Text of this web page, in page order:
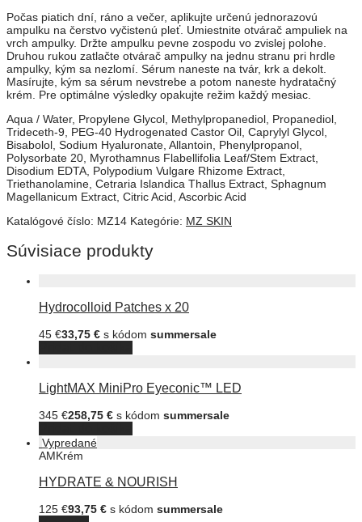
Počas piatich dní, ráno a večer, aplikujte určenú jednorazovú
ampulku na čerstvo vyčistenú pleť. Umiestnite otvárač ampuliek na
vrch ampulky. Držte ampulku pevne zospodu vo zvislej polohe.
Druhou rukou zatlačte otvárač ampulky na jednu stranu pri hrdle
ampulky, kým sa nezlomí. Sérum naneste na tvár, krk a dekolt.
Masírujte, kým sa sérum nevstrebe a potom naneste hydratačný
krém. Pre optimálne výsledky opakujte režim každý mesiac.
Aqua / Water, Propylene Glycol, Methylpropanediol, Propanediol,
Trideceth-9, PEG-40 Hydrogenated Castor Oil, Caprylyl Glycol,
Bisabolol, Sodium Hyaluronate, Allantoin, Phenylpropanol,
Polysorbate 20, Myrothamnus Flabellifolia Leaf/Stem Extract,
Disodium EDTA, Polypodium Vulgare Rhizome Extract,
Triethanolamine, Cetraria Islandica Thallus Extract, Sphagnum
Magellanicum Extract, Citric Acid, Ascorbic Acid
Katalógové číslo: MZ14 Kategórie: MZ SKIN
Súvisiace produkty
Hydrocolloid Patches x 20
45 €33,75 € s kódom summersale
LightMAX MiniPro Eyeconic™ LED
345 €258,75 € s kódom summersale
AMKrém
HYDRATE & NOURISH
125 €93,75 € s kódom summersale